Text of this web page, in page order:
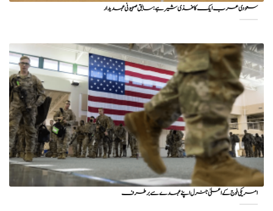
سعودی عرب ایک کاغذی شیر ہے: سابق صہیونی عہدیدار
امریکی فوج کے اعلیٰ جنرل اپنے عہدے سے برطرف